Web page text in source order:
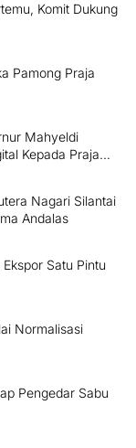
Komit Dukung
Pamong Praja
Mahyeldi
Kepada Praja
Nagari Silantai
Andalas
Satu Pintu
Normalisasi
Pengedar Sabu